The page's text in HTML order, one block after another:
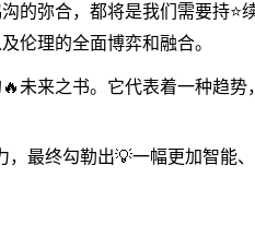
的弥合，都将是我们需要持
伦理的全面博弈和融合。
未来之书。它代表着一种趋
最终勾勒出💡一幅更加智能